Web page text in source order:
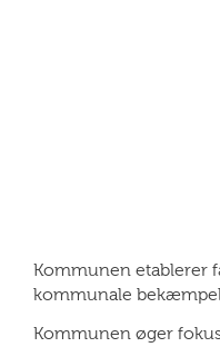
Kommunen etablerer
kommunale
Kommunen øger